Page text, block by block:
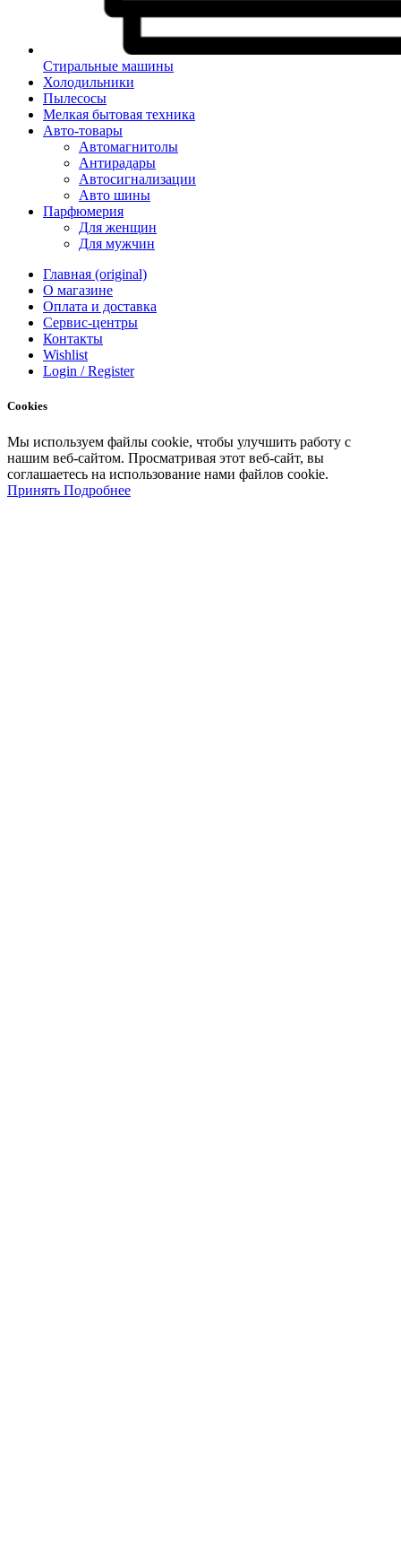
Стиральные машины
Холодильники
Пылесосы
Мелкая бытовая техника
Авто-товары
Автомагнитолы
Антирадары
Автосигнализации
Авто шины
Парфюмерия
Для женщин
Для мужчин
Главная (original)
О магазине
Оплата и доставка
Сервис-центры
Контакты
Wishlist
Login / Register
Cookies
Мы используем файлы cookie, чтобы улучшить работу с
нашим веб-сайтом. Просматривая этот веб-сайт, вы
соглашаетесь на использование нами файлов cookie.
Принять Подробнее